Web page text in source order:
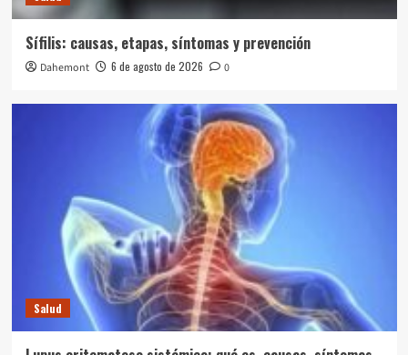
Sífilis: causas, etapas, síntomas y prevención
Dahemont 6 de agosto de 2026 0
Salud